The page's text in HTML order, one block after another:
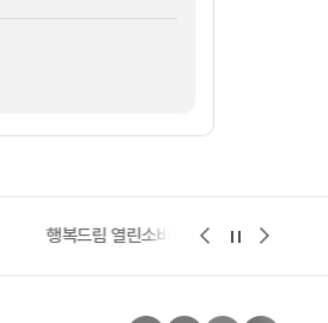
행복드림 열린소비자포털 지적측